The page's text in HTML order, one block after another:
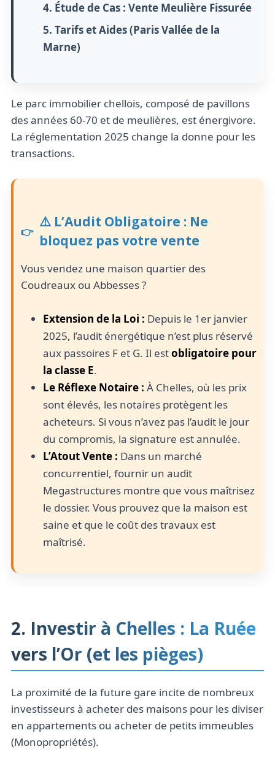
4. Étude de Cas : Vente Meulière Fissurée
5. Tarifs et Aides (Paris Vallée de la
Marne)
Le parc immobilier chellois, composé de pavillons
des années 60-70 et de meulières, est énergivore.
La réglementation 2025 change la donne pour les
transactions.
⚠️ L’Audit Obligatoire : Ne
bloquez pas votre vente
Vous vendez une maison quartier des
Coudreaux ou Abbesses ?
Extension de la Loi : Depuis le 1er janvier
2025, l’audit énergétique n’est plus réservé
aux passoires F et G. Il estobligatoire pour
la classe E.
Le Réflexe Notaire : À Chelles, où les prix
sont élevés, les notaires protègent les
acheteurs. Si vous n’avez pas l’audit le jour
du compromis, la signature est annulée.
L’Atout Vente : Dans un marché
concurrentiel, fournir un audit
Megastructures montre que vous maîtrisez
le dossier. Vous prouvez que la maison est
saine et que le coût des travaux est
maîtrisé.
2. Investir à Chelles : La Ruée
vers l’Or (et les pièges)
La proximité de la future gare incite de nombreux
investisseurs à acheter des maisons pour les diviser
en appartements ou acheter de petits immeubles
(Monopropriétés).